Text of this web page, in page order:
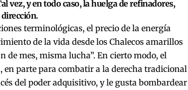
vez, y en todo caso, la huelga de refinadores,
terminológicas, el precio de la energía
de la vida desde los Chalecos amarillos
de mes, misma lucha”. En cierto modo, el
en parte para combatir a la derecha tradicional
del poder adquisitivo, y le gusta bombardear